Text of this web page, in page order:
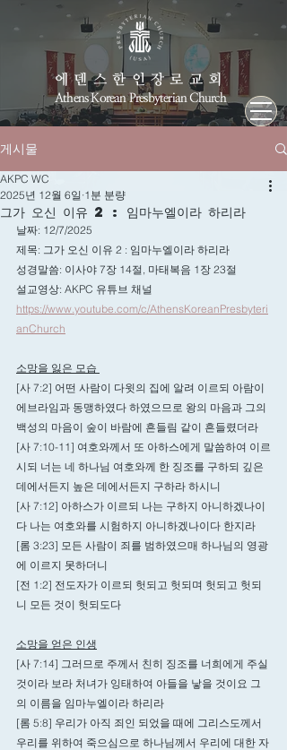
에덴스한인장로교회
Athens Korean Presbyterian Church
게시물
그가 오신 이유 2 : 임마누엘이라 하리라
AKPC WC
2025년 12월 6일 1분 분량
날짜: 12/7/2025
제목: 그가 오신 이유 2 : 임마누엘이라 하리라
성경말씀: 이사야 7장 14절, 마태복음 1장 23절
설교영상: AKPC 유튜브 채널
https://www.youtube.com/c/AthensKoreanPresbyteri
anChurch
소망을 잃은 모습
[사 7:2] 어떤 사람이 다윗의 집에 알려 이르되 아람이
에브라임과 동맹하였다 하였으므로 왕의 마음과 그의
백성의 마음이 숲이 바람에 흔들림 같이 흔들렸더라
[사 7:10-11] 여호와께서 또 아하스에게 말씀하여 이르
시되 너는 네 하나님 여호와께 한 징조를 구하되 깊은
데에서든지 높은 데에서든지 구하라 하시니
[사 7:12] 아하스가 이르되 나는 구하지 아니하겠나이
다 나는 여호와를 시험하지 아니하겠나이다 한지라
[롬 3:23] 모든 사람이 죄를 범하였으매 하나님의 영광
에 이르지 못하더니
[전 1:2] 전도자가 이르되 헛되고 헛되며 헛되고 헛되
니 모든 것이 헛되도다
소망을 얻은 인생
[사 7:14] 그러므로 주께서 친히 징조를 너희에게 주실
것이라 보라 처녀가 잉태하여 아들을 낳을 것이요 그
의 이름을 임마누엘이라 하리라
[롬 5:8] 우리가 아직 죄인 되었을 때에 그리스도께서
우리를 위하여 죽으심으로 하나님께서 우리에 대한 자